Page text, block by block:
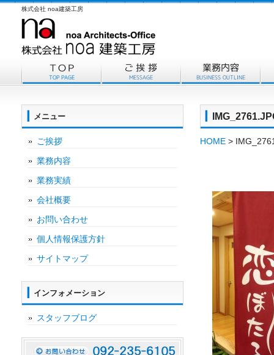
株式会社 noa建築工房
HOME >
メニュー
ご挨拶
業務内容
業務実績
会社概要
お問い合わせ
個人情報保護方針
サイトマップ
インフォメーション
スタッフブログ